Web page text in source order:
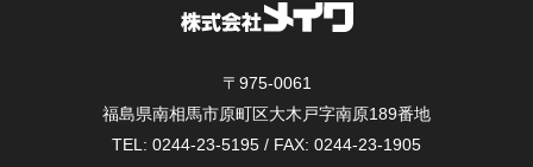
〒975-0061
福島県南相馬市原町区大木戸字南原189番地
TEL: 0244-23-5195 / FAX: 0244-23-1905